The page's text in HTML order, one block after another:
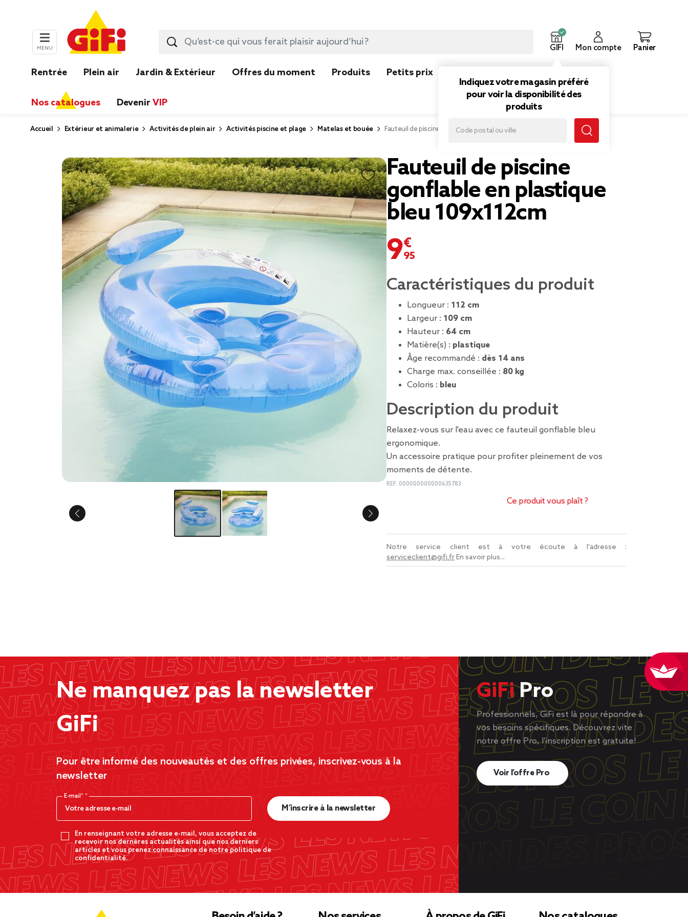
MENU GIFI
Indiquez votre magasin préféré
pour voir la disponibilité des
produits
Mon compte Panier
Rentrée Plein air Jardin & Extérieur Offres du moment Produits Petits prix
Nos catalogues Devenir VIP
Accueil Extérieur et animalerie Activités de plein air Activités piscine et plage Matelas et bouée Fauteuil de piscine gonflable en plastique bleu 109x112cm
Fauteuil de piscine
gonflable en plastique
bleu 109x112cm
9,95 €
Caractéristiques du produit
Longueur : 112 cm
Largeur : 109 cm
Hauteur : 64 cm
Matière(s) : plastique
Âge recommandé : dès 14 ans
Charge max. conseillée : 80 kg
Coloris : bleu
Description du produit
Relaxez-vous sur l'eau avec ce fauteuil gonflable bleu
ergonomique.
Un accessoire pratique pour profiter pleinement de vos
moments de détente.
REF. 000000000000635783
Ce produit vous plaît ?
Notre service client est à votre écoute à l'adresse :
serviceclient@gifi.frEn savoir plus...
Ne manquez pas la newsletter
GiFi
Pour être informé des nouveautés et des offres privées, inscrivez-vous à la
newsletter
E-mail*
En renseignant votre adresse e-mail, vous acceptez de
recevoir nos dernères actualités ainsi que nos derniers
articles et vous prenez connaissance de notre politique de
confidentialité.
M’inscrire à la newsletter
GiFiPro
Professionnels, GiFi est là pour répondre à
vos besoins spécifiques. Découvrez vite
notre offre Pro, l’inscription est gratuite!
Voir l’offre Pro